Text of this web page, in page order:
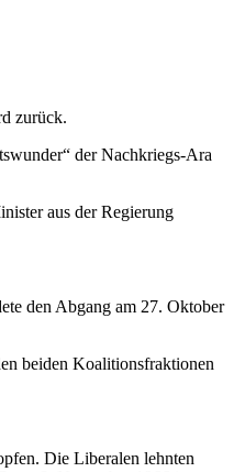
zurück.
der Nachkriegs-Ara
aus der Regierung
den Abgang am 27. Oktober
beiden Koalitionsfraktionen
Die Liberalen lehnten